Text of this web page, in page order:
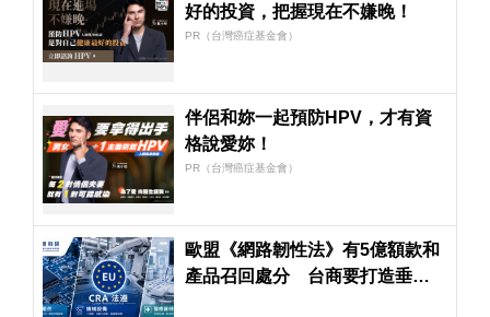
好的投資，把握現在不嫌晚！
PR（台灣癌症基金會）
伴侶和妳一起預防HPV，才有資
格說愛妳！
PR（台灣癌症基金會）
歐盟《網路韌性法》有5億額款和
產品召回處分 台商要打造垂直